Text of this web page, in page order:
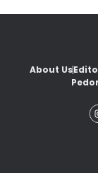
About Us